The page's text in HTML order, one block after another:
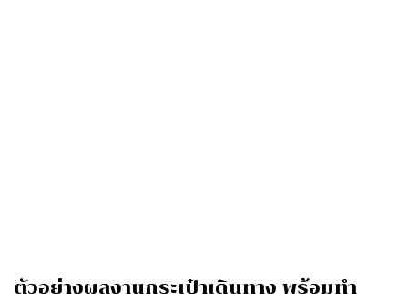
ตัวอย่างผลงานกระเป๋าเดินทาง พร้อมทำ